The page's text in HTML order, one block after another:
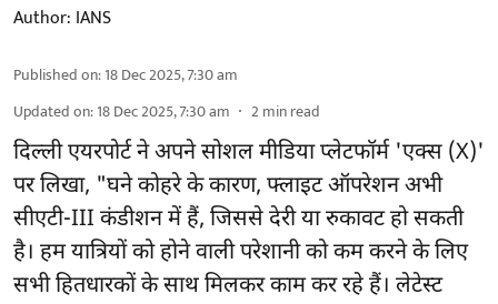
Author: IANS
Published on:18 Dec 2025, 7:30 am
Updated on:18 Dec 2025, 7:30 am 2min read
दिल्ली एयरपोर्ट ने अपने सोशल मीडिया प्लेटफॉर्म 'एक्स (X)'
पर लिखा, "घने कोहरे के कारण, फ्लाइट ऑपरेशन अभी
सीएटी-III कंडीशन में हैं, जिससे देरी या रुकावट हो सकती
है। हम यात्रियों को होने वाली परेशानी को कम करने के लिए
सभी हितधारकों के साथ मिलकर काम कर रहे हैं। लेटेस्ट